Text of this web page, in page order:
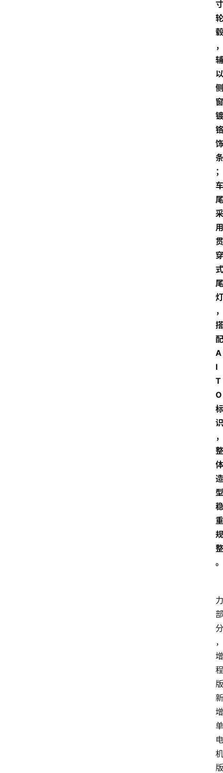
寸
轮
毂
，
辅
以
侧
窗
镀
铬
饰
条
；
车
尾
采
用
贯
穿
式
尾
灯
，
搭
配
A
I
T
O
标
识
，
整
体
造
型
稳
重
规
整
。
力
部
分
，
增
程
版
新
增
单
电
机
版